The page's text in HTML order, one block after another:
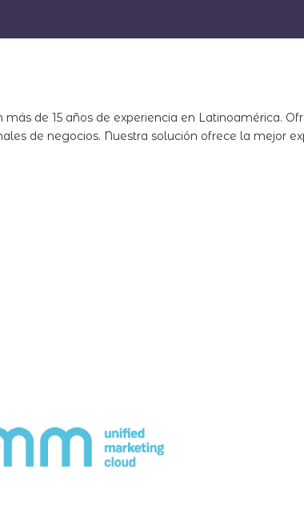
de 15 años de experiencia en Latinoamérica.
de negocios. Nuestra solución ofrece la mejor